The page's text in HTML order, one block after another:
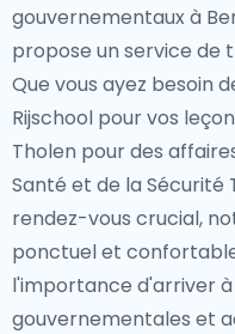
gouvernementaux à
propose un service de
Que vous ayez besoin
Rijschool pour vos
Tholen pour des
Santé et de la Sécurité
rendez-vous crucial,
ponctuel et
l'importance d'arriver
gouvernementales et